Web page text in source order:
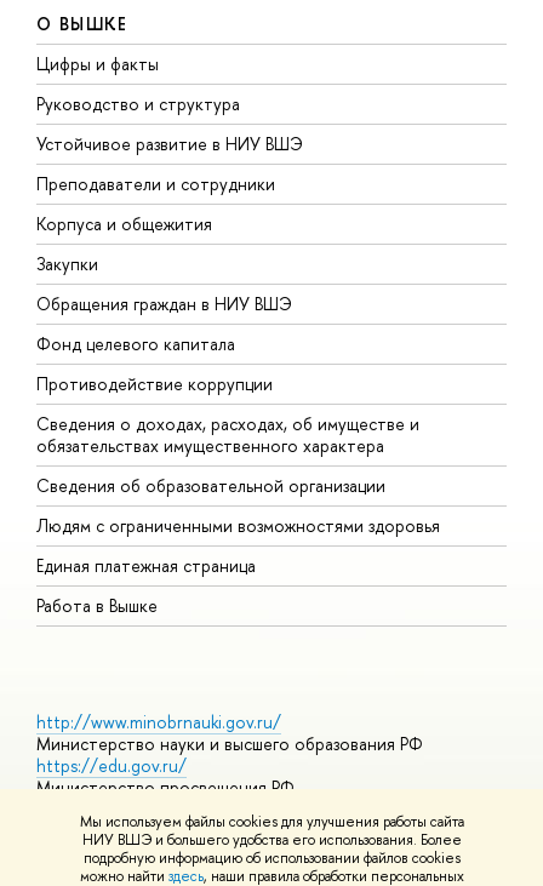
Мы используем файлы cookies для улучшения работы сайта
НИУ ВШЭ и большего удобства его использования. Более
подробную информацию об использовании файлов cookies
можно найти здесь, наши правила обработки персональных
О ВЫШКЕ
Цифры и факты
Руководство и структура
Устойчивое развитие в НИУ ВШЭ
Преподаватели и сотрудники
Корпуса и общежития
Закупки
Обращения граждан в НИУ ВШЭ
Фонд целевого капитала
Противодействие коррупции
Сведения о доходах, расходах, об имуществе и
обязательствах имущественного характера
Сведения об образовательной организации
Людям с ограниченными возможностями здоровья
Единая платежная страница
Работа в Вышке
http://www.minobrnauki.gov.ru/
Министерство науки и высшего образования РФ
https://edu.gov.ru/
Министерство просвещения РФ
https://elearning.hse.ru/mooc
Массовые открытые онлайн-курсы